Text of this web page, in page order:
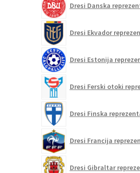
Dresi Danska
Dresi Ekvador
Dresi Estonija
Dresi Ferski otoki
Dresi Finska
Dresi Francija
Dresi Gibraltar